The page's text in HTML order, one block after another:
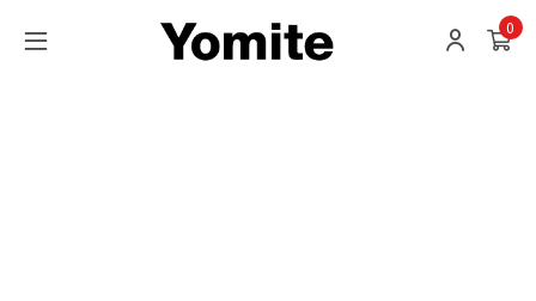
0